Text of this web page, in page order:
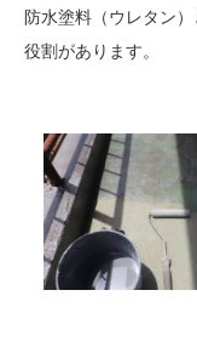
防水塗料（ウレタン
役割があります。